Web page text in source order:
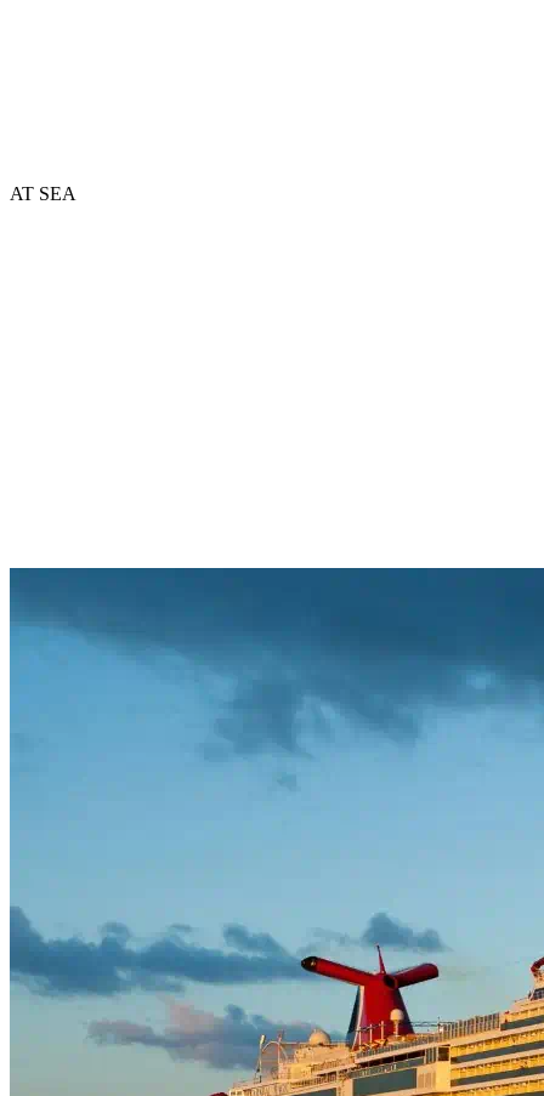
AT SEA